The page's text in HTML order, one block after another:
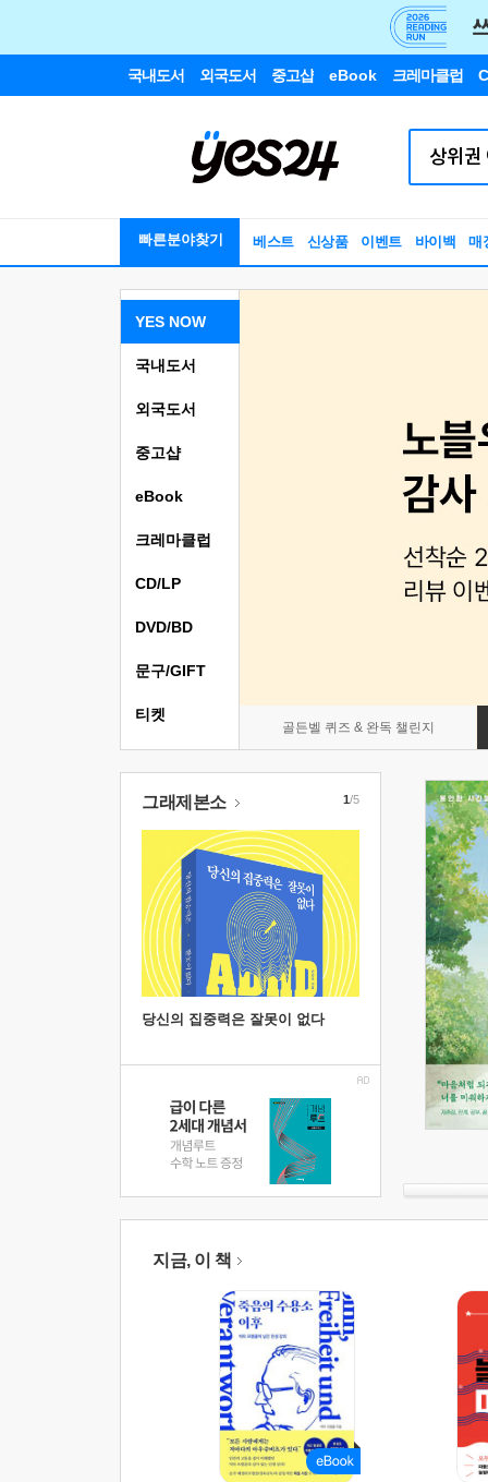
국내도서 외국도서 중고샵 eBook 크레마클럽
빠른분야찾기 베스트 신상품 이벤트 바이백 매
YES NOW
골든벨 퀴즈 & 완독 챌린지
국내도서
외국도서
중고샵
eBook
크레마클럽
CD/LP
DVD/BD
문구/GIFT
티켓
그래제본소
당신의 집중력은 잘못이 없다
1/5
지금, 이 책